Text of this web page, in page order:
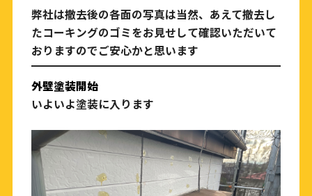
弊社は撤去後の各面の写真は当然、あえて撤去し
たコーキングのゴミをお見せして確認いただいて
おりますのでご安心かと思います
外壁塗装開始
いよいよ塗装に入ります